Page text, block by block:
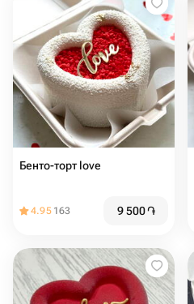
Бенто-торт love
4.95 163 9 500֏